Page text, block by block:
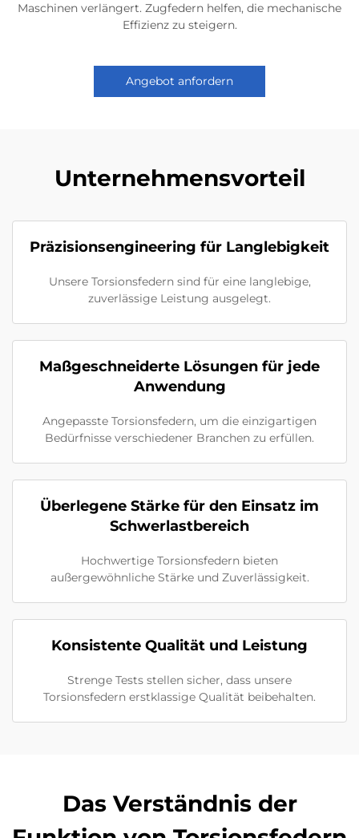
Maschinen verlängert. Zugfedern helfen, die mechanische
Effizienz zu steigern.
Angebot anfordern
Unternehmensvorteil
Präzisionsengineering für Langlebigkeit
Unsere Torsionsfedern sind für eine langlebige,
zuverlässige Leistung ausgelegt.
Maßgeschneiderte Lösungen für jede
Anwendung
Angepasste Torsionsfedern, um die einzigartigen
Bedürfnisse verschiedener Branchen zu erfüllen.
Überlegene Stärke für den Einsatz im
Schwerlastbereich
Hochwertige Torsionsfedern bieten
außergewöhnliche Stärke und Zuverlässigkeit.
Konsistente Qualität und Leistung
Strenge Tests stellen sicher, dass unsere
Torsionsfedern erstklassige Qualität beibehalten.
Das Verständnis der